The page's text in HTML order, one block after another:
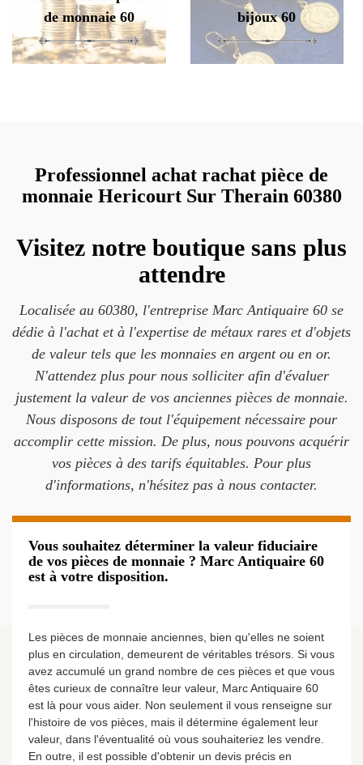
de monnaie 60
bijoux 60
Professionnel achat rachat pièce de
monnaie Hericourt Sur Therain 60380
Visitez notre boutique sans plus
attendre
Localisée au 60380, l'entreprise Marc Antiquaire 60 se
dédie à l'achat et à l'expertise de métaux rares et d'objets
de valeur tels que les monnaies en argent ou en or.
N'attendez plus pour nous solliciter afin d'évaluer
justement la valeur de vos anciennes pièces de monnaie.
Nous disposons de tout l'équipement nécessaire pour
accomplir cette mission. De plus, nous pouvons acquérir
vos pièces à des tarifs équitables. Pour plus
d'informations, n'hésitez pas à nous contacter.
Vous souhaitez déterminer la valeur fiduciaire
de vos pièces de monnaie ? Marc Antiquaire 60
est à votre disposition.
Les pièces de monnaie anciennes, bien qu'elles ne soient
plus en circulation, demeurent de véritables trésors. Si vous
avez accumulé un grand nombre de ces pièces et que vous
êtes curieux de connaître leur valeur, Marc Antiquaire 60
est là pour vous aider. Non seulement il vous renseigne sur
l'histoire de vos pièces, mais il détermine également leur
valeur, dans l'éventualité où vous souhaiteriez les vendre.
En outre, il est possible d'obtenir un devis précis en